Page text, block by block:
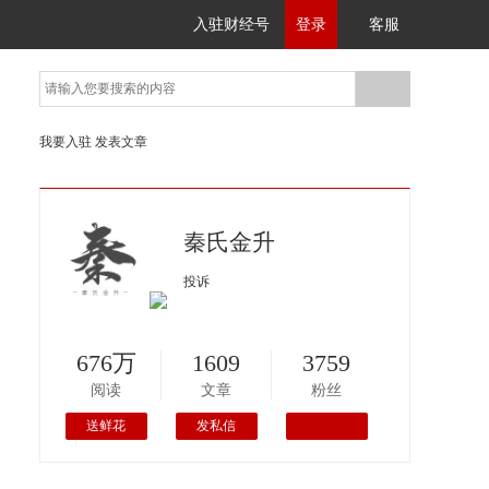
入驻财经号 登录 客服
我要入驻 发表文章
秦氏金升
投诉
676万
阅读
送鲜花
1609
文章
发私信
3759
粉丝